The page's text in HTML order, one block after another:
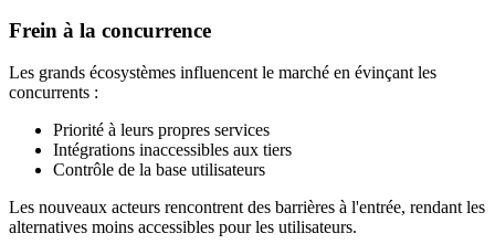
Frein à la concurrence
Les grands écosystèmes influencent le marché en évinçant les
concurrents :
Priorité à leurs propres services
Intégrations inaccessibles aux tiers
Contrôle de la base utilisateurs
Les nouveaux acteurs rencontrent des barrières à l'entrée, rendant les
alternatives moins accessibles pour les utilisateurs.